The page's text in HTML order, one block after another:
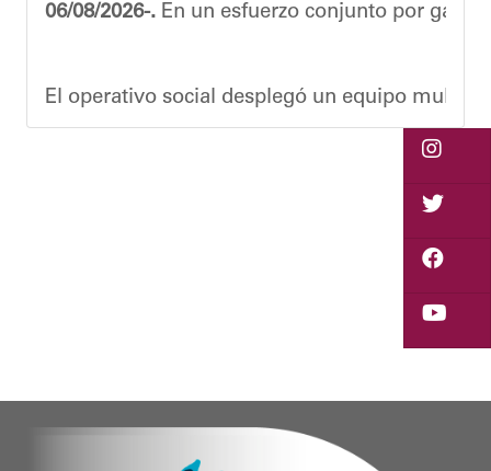
06/08/2026-. En un esfuerzo conjunto por
El operativo social desplegó un equipo
Eudicis Viva, habitante de la comunidad y
Esta iniciativa se enmarca en la política